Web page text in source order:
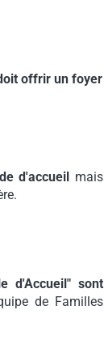
offrir un foyer
d'accueil mais
d'Accueil" sont
de Familles